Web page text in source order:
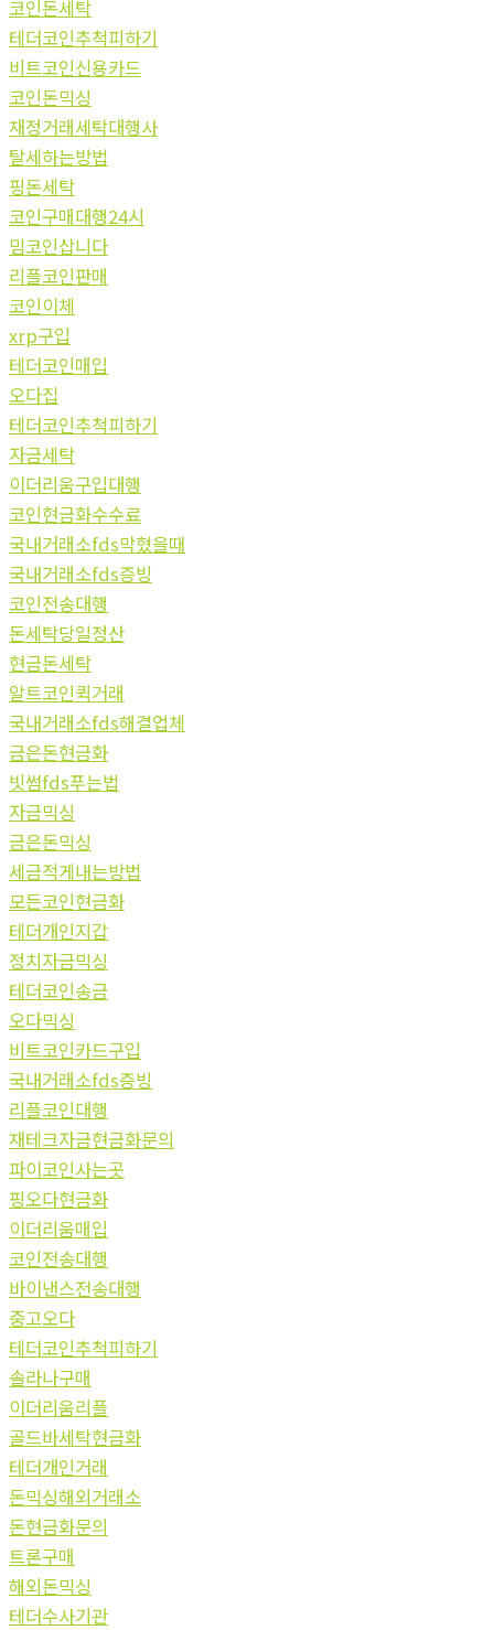
코인돈세탁
테더코인추척피하기
비트코인신용카드
코인돈믹싱
재정거래세탁대행사
탈세하는방법
핑돈세탁
코인구매대행24시
밈코인삽니다
리플코인판매
코인이체
xrp구입
테더코인매입
오다집
테더코인추척피하기
자금세탁
이더리움구입대행
코인현금화수수료
국내거래소fds막혔을때
국내거래소fds증빙
코인전송대행
돈세탁당일정산
현금돈세탁
알트코인퀵거래
국내거래소fds해결업체
금은돈현금화
빗썸fds푸는법
자금믹싱
금은돈믹싱
세금적게내는방법
모든코인현금화
테더개인지갑
정치자금믹싱
테더코인송금
오다믹싱
비트코인카드구입
국내거래소fds증빙
리플코인대행
재테크자금현금화문의
파이코인사는곳
핑오다현금화
이더리움매입
코인전송대행
바이낸스전송대행
중고오다
테더코인추척피하기
솔라나구매
이더리움리플
골드바세탁현금화
테더개인거래
돈믹싱해외거래소
돈현금화문의
트론구매
해외돈믹싱
테더수사기관